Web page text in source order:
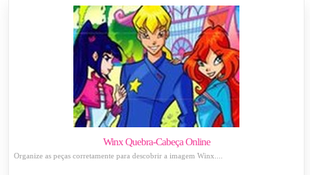
Winx Quebra-Cabeça Online
Organize as peças corretamente para descobrir a imagem Winx....